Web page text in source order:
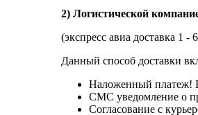
2) Логистической
(экспресс авиа доставка 1
Данный способ доставки
Наложенный платеж!
СМС уведомление о
Согласование с